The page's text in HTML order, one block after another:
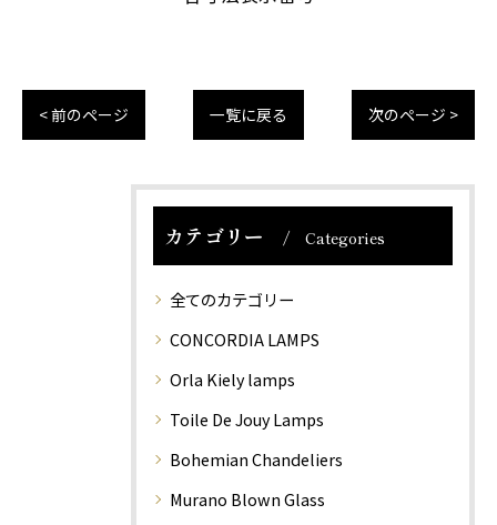
< 前のページ 一覧に戻る 次のページ >
カテゴリー Categories
全てのカテゴリー
CONCORDIA LAMPS
Orla Kiely lamps
Toile De Jouy Lamps
Bohemian Chandeliers
Murano Blown Glass